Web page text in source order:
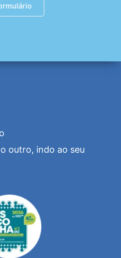
outro, indo ao seu